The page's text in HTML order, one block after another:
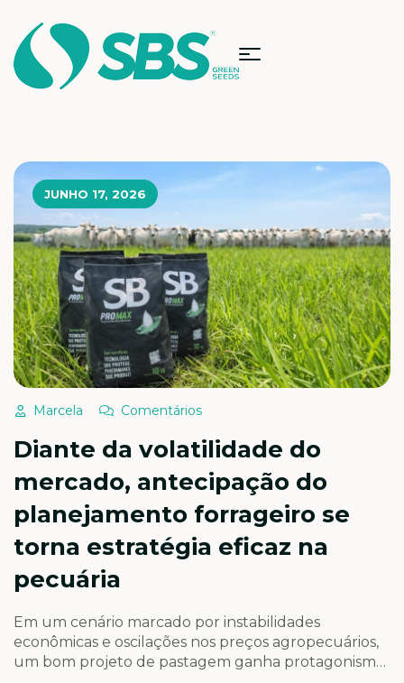
JUNHO 17, 2026
Marcela Comentários
Diante da volatilidade do
mercado, antecipação do
planejamento forrageiro se
torna estratégia eficaz na
pecuária
Em um cenário marcado por instabilidades
econômicas e oscilações nos preços agropecuários,
um bom projeto de pastagem ganha protagonismo